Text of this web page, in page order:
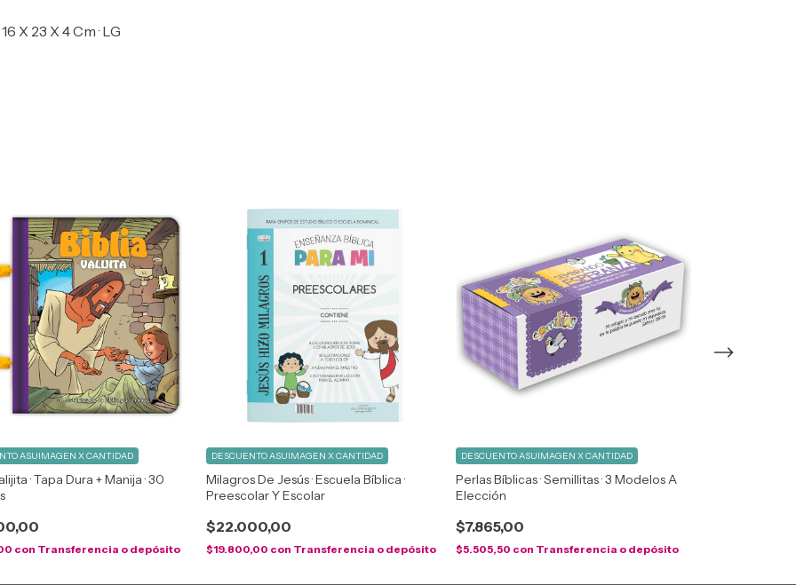
X 23 X 4 Cm · LG
· Tapa Dura + Manija · 30
ASUIMAGEN X CANTIDAD
con Transferencia o depósito
Milagros De Jesús · Escuela Bíblica ·
Preescolar Y Escolar
$22.000,00
DESCUENTO ASUIMAGEN X CANTIDAD
$19.800,00 con Transferencia o depósito
Perlas Bíblicas · Semillitas · 3 Modelos A
Elección
$7.865,00
DESCUENTO ASUIMAGEN X CANTIDAD
$5.505,50 con Transferencia o depósito